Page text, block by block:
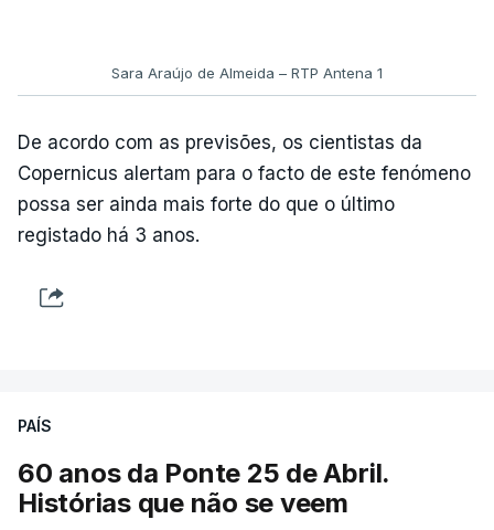
Sara Araújo de Almeida – RTP Antena 1
De acordo com as previsões, os cientistas da
Copernicus alertam para o facto de este fenómeno
possa ser ainda mais forte do que o último
registado há 3 anos.
PAÍS
60 anos da Ponte 25 de Abril.
Histórias que não se veem